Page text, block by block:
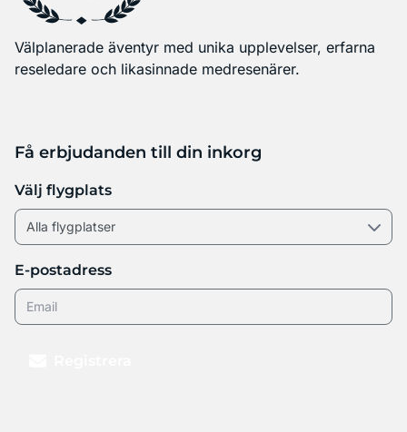
Välplanerade äventyr med unika upplevelser, erfarna
reseledare och likasinnade medresenärer.
Få erbjudanden till din inkorg
Välj flygplats
E-postadress